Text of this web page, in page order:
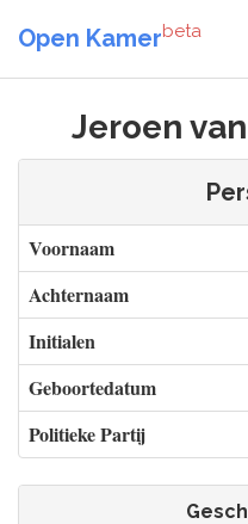
Open Kamerbeta
Jeroen
Voornaam
Achternaam
Initialen
Geboortedatum
Politieke Partij